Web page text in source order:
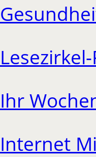
Ihr
Internet